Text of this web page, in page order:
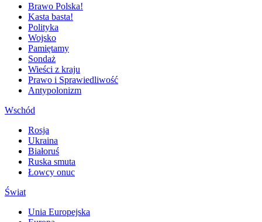
Brawo Polska!
Kasta basta!
Polityka
Wojsko
Pamiętamy
Sondaż
Wieści z kraju
Prawo i Sprawiedliwość
Antypolonizm
Wschód
Rosja
Ukraina
Białoruś
Ruska smuta
Łowcy onuc
Świat
Unia Europejska